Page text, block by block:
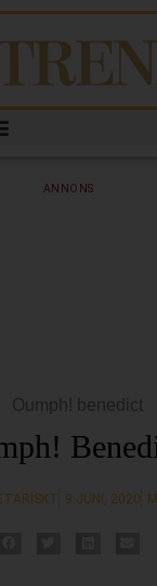
ANNONS
9 JUNI, 2020